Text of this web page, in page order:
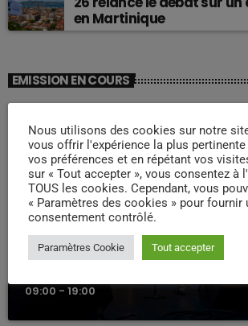
en Martinique
EMISSION EN COURS
WEEK -END COMPAS
09:00 - 19:00
Nous utilisons des cookies sur notre
vous offrir l'expérience la plus
vos préférences et en répétant vos
sur « Tout accepter », vous consentez à
TOUS les cookies. Cependant, vous
« Paramètres des cookies » pour fournir
consentement contrôlé.
Paramètres Cookie Tout accepter